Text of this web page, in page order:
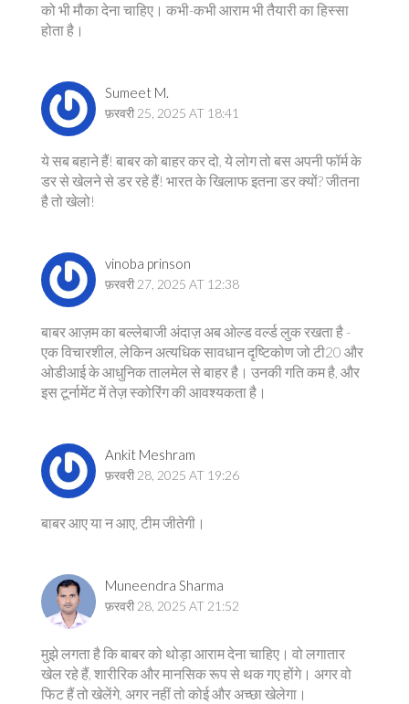
को भी मौका देना चाहिए। कभी-कभी आराम भी तैयारी का हिस्सा
होता है।
Sumeet M.
फ़रवरी 25, 2025 AT 18:41
ये सब बहाने हैं! बाबर को बाहर कर दो, ये लोग तो बस अपनी फॉर्म के
डर से खेलने से डर रहे हैं! भारत के खिलाफ इतना डर क्यों? जीतना
है तो खेलो!
vinoba prinson
फ़रवरी 27, 2025 AT 12:38
बाबर आज़म का बल्लेबाजी अंदाज़ अब ओल्ड वर्ल्ड लुक रखता है -
एक विचारशील, लेकिन अत्यधिक सावधान दृष्टिकोण जो टी20 और
ओडीआई के आधुनिक तालमेल से बाहर है। उनकी गति कम है, और
इस टूर्नामेंट में तेज़ स्कोरिंग की आवश्यकता है।
Ankit Meshram
फ़रवरी 28, 2025 AT 19:26
बाबर आए या न आए, टीम जीतेगी।
Muneendra Sharma
फ़रवरी 28, 2025 AT 21:52
मुझे लगता है कि बाबर को थोड़ा आराम देना चाहिए। वो लगातार
खेल रहे हैं, शारीरिक और मानसिक रूप से थक गए होंगे। अगर वो
फिट हैं तो खेलेंगे, अगर नहीं तो कोई और अच्छा खेलेगा।